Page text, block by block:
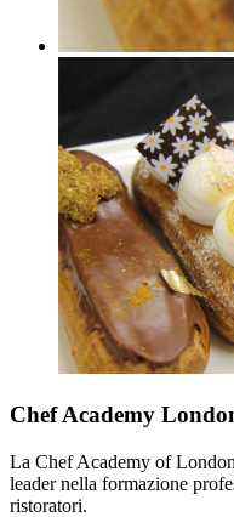
Chef Academy
La Chef Academy of
leader nella formazione
ristoratori.